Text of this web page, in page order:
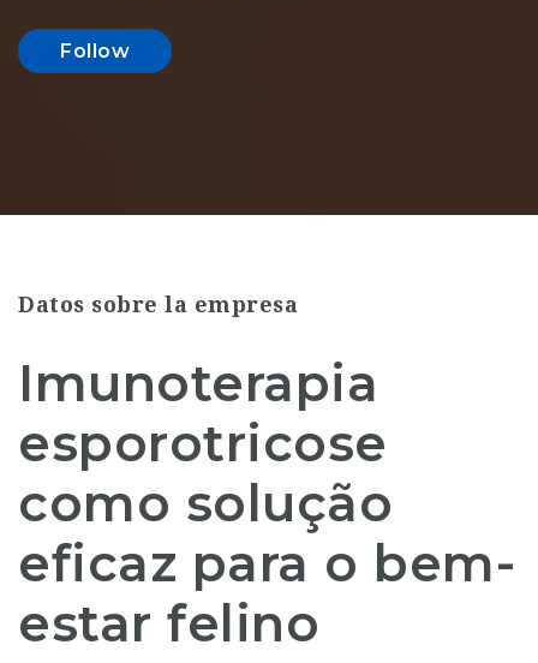
Follow
Datos sobre la empresa
Imunoterapia
esporotricose
como solução
eficaz para o bem-
estar felino